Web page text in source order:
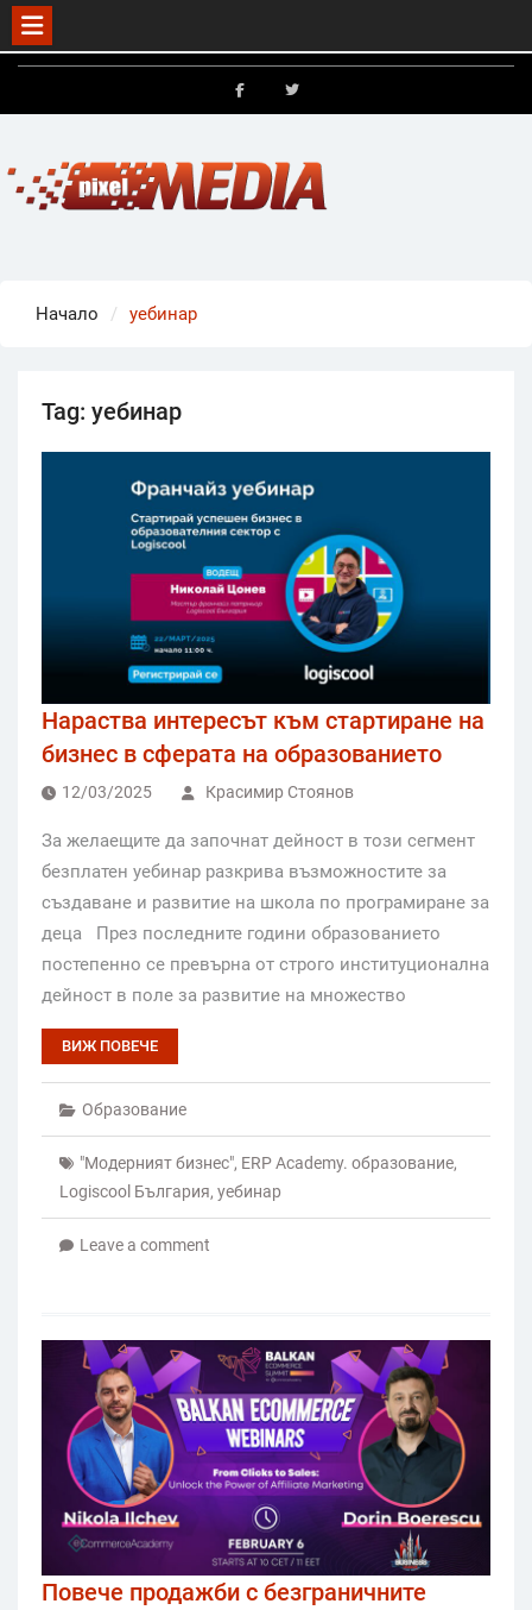
Skip
Начало уебинар
Tag: уебинар
Нараства интересът към стартиране на
бизнес в сферата на образованието
12/03/2025 Красимир Стоянов
За желаещите да започнат дейност в този сегмент
безплатен уебинар разкрива възможностите за
създаване и развитие на школа по програмиране за
деца През последните години образованието
постепенно се превърна от строго институционална
дейност в поле за развитие на множество
ВИЖ ПОВЕЧЕ
Образование
"Модерният бизнес", ERP Academy. образование,
Logiscool България, уебинар
Leave a comment
Повече продажби с безграничните